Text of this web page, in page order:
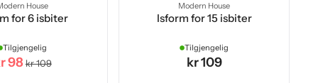
House
for 6 isbiter
Tilgjengelig
98 kr 109
Modern House
Isform for 15 isbiter
Tilgjengelig
kr 109